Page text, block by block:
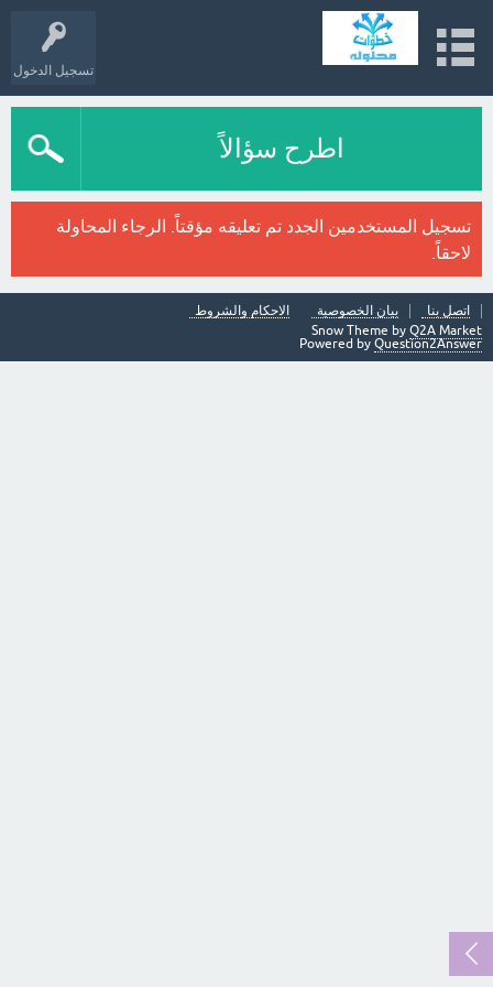
تسجيل الدخول
اطرح سؤالاً
تسجيل المستخدمين الجدد تم تعليقه مؤقتاً. الرجاء المحاولة
لاحقاً.
اتصل بنا بيان الخصوصية
الاحكام والشروط
Snow Theme by Q2A Market
Powered by Question2Answer